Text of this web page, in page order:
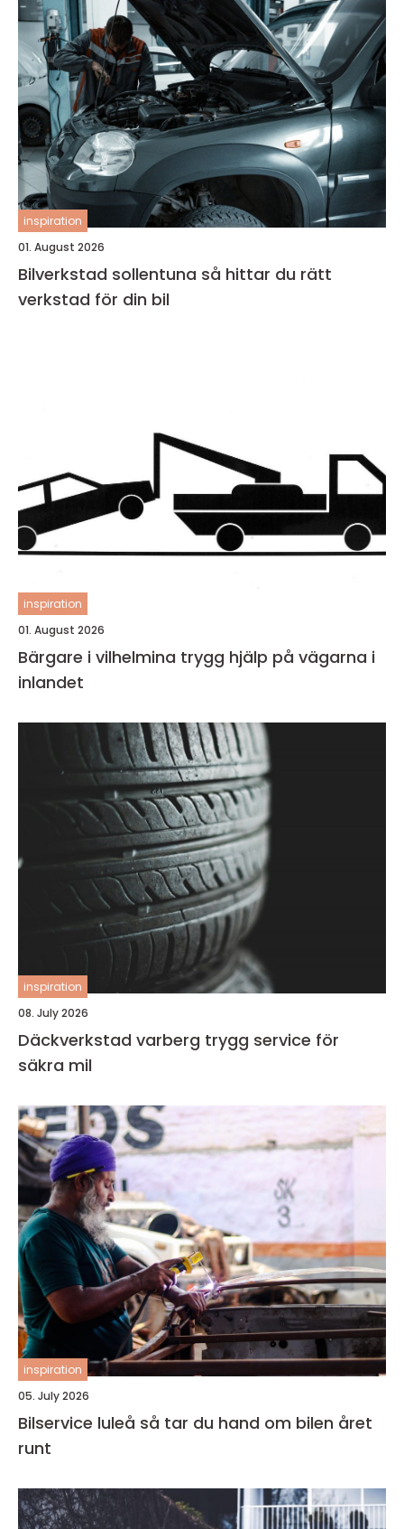
inspiration
01. August 2026
Bilverkstad sollentuna så hittar du rätt
verkstad för din bil
inspiration
01. August 2026
Bärgare i vilhelmina trygg hjälp på vägarna i
inlandet
inspiration
08. July 2026
Däckverkstad varberg trygg service för
säkra mil
inspiration
05. July 2026
Bilservice luleå så tar du hand om bilen året
runt